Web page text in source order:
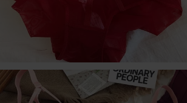
posiadająca NIP: 7543380134 oraz
podmiot prowadzący internetową
w rozumieniu art. 2 pkt 8 ustawy o
niniejszym informuje, iż:
Platforma Verenza.pl stanowi